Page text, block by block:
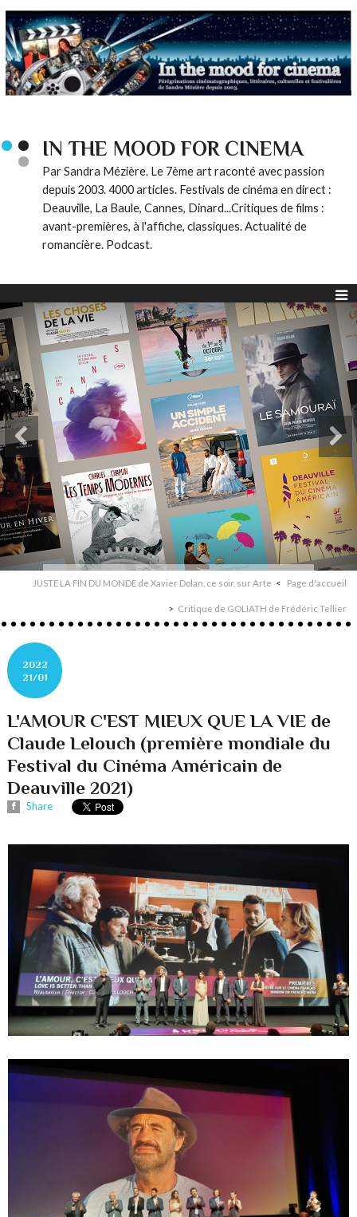
IN THE MOOD FOR CINEMA
Par Sandra Mézière. Le 7ème art raconté avec passion
depuis 2003. 4000 articles. Festivals de cinéma en direct :
Deauville, La Baule, Cannes, Dinard...Critiques de films :
avant-premières, à l'affiche, classiques. Actualité de
romancière. Podcast.
JUSTE LA FIN DU MONDE de Xavier Dolan, ce soir, sur Arte Page d'accueil
Critique de GOLIATH de Frédéric Tellier
2022
21/01
L'AMOUR C'EST MIEUX QUE LA VIE de
Claude Lelouch (première mondiale du
Festival du Cinéma Américain de
Deauville 2021)
Share